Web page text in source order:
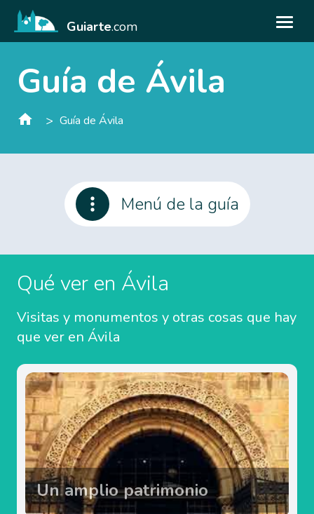
Guiarte.com
Guía de Ávila
> Guía de Ávila
Menú de la guía
Qué ver en Ávila
Visitas y monumentos y otras cosas que hay
que ver en Ávila
Un amplio patrimonio